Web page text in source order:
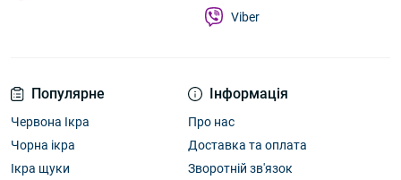
Популярне
Червона Ікра
Чорна ікра
Ікра щуки
Інформація
Про нас
Доставка та оплата
Зворотній зв'язок
Viber